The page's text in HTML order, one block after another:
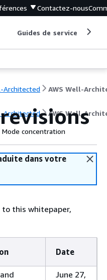
Contactez-nous
Guides de service
Architected
Architected AWS Well-
Mode concentration
dans votre
this whitepaper,
Date
June 27,